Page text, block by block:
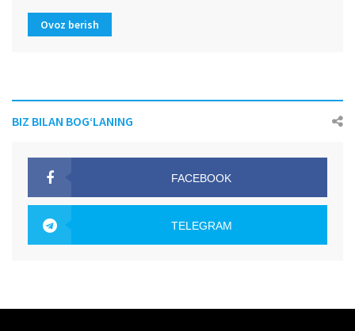
Ovoz berish
BIZ BILAN BOG‘LANING
FACEBOOK
TELEGRAM